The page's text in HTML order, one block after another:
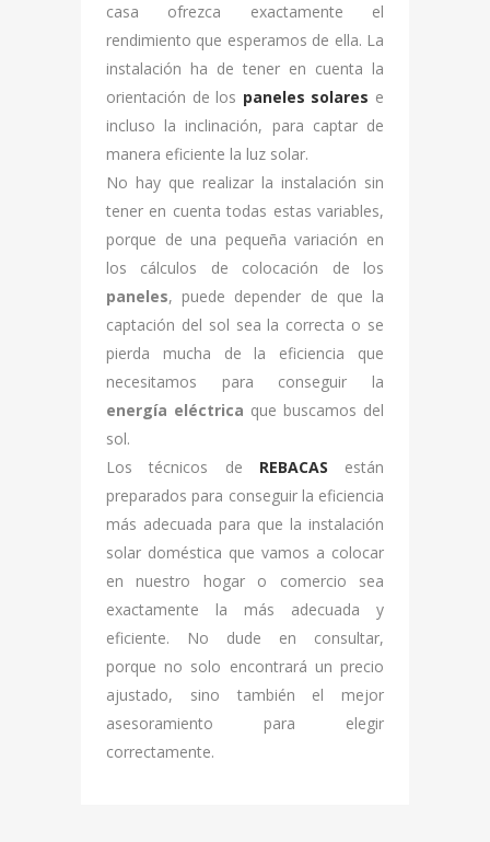
casa ofrezca exactamente el
rendimiento que esperamos de ella. La
instalación ha de tener en cuenta la
orientación de los paneles solares e
incluso la inclinación, para captar de
manera eficiente la luz solar.
No hay que realizar la instalación sin
tener en cuenta todas estas variables,
porque de una pequeña variación en
los cálculos de colocación de los
paneles, puede depender de que la
captación del sol sea la correcta o se
pierda mucha de la eficiencia que
necesitamos para conseguir la
energía eléctrica que buscamos del
sol.
Los técnicos de REBACAS
están
preparados para conseguir la eficiencia
más adecuada para que la instalación
solar doméstica que vamos a colocar
en nuestro hogar o comercio sea
exactamente la más adecuada y
eficiente. No dude en consultar,
porque no solo encontrará un precio
ajustado, sino también el mejor
asesoramiento para elegir
correctamente.